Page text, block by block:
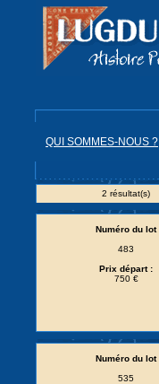
QUI SOMMES-NOUS ?
2 résultat(s)
Numéro du lot
483
Prix départ :
750 €
Numéro du lot
535